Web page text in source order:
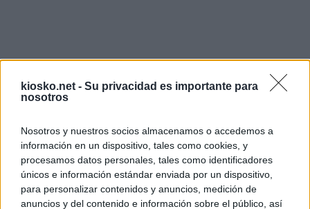
kiosko.net - Su privacidad es importante para
nosotros
Nosotros y nuestros socios almacenamos o accedemos a
información en un dispositivo, tales como cookies, y
procesamos datos personales, tales como identificadores
únicos e información estándar enviada por un dispositivo,
para personalizar contenidos y anuncios, medición de
anuncios y del contenido e información sobre el público, así